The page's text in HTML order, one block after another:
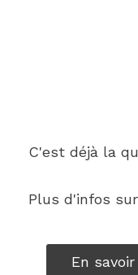
C'est déjà la
Plus d'infos sur
En